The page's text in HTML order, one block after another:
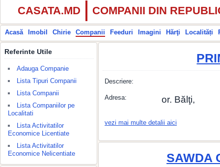
CASATA.MD COMPANII DIN
Acasă Imobil Chirie Companii Feeduri Imagini Hărţi Localități
Referinte Utile
Adauga Companie
Lista Tipuri Companii
Lista Companii
Lista Companiilor pe
Localitati
Lista Activitatilor
Economice Licentiate
Lista Activitatilor
Economice Nelicentiate
Descriere:
Adresa: or. Bălţi,
vezi mai multe detalii aici
SAWDA